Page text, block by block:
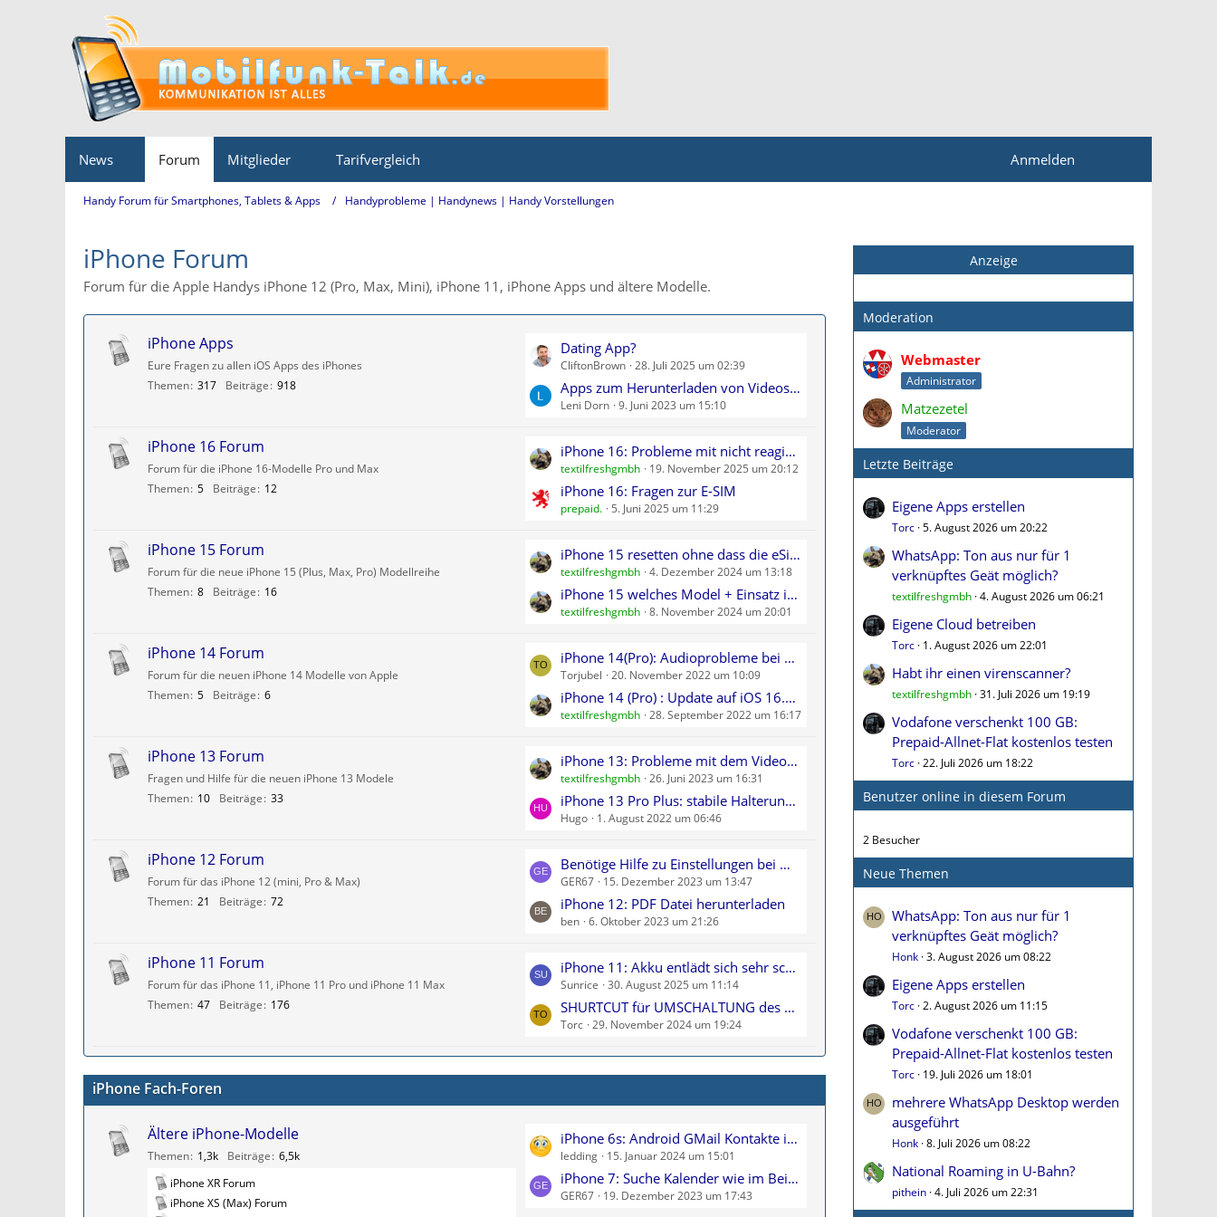
News Forum Mitglieder Tarifvergleich Anmelden
Handy Forum für Smartphones, Tablets & Apps Handyprobleme | Handynews | Handy Vorstellungen
iPhone Forum
Forum für die Apple Handys iPhone 12 (Pro, Max, Mini), iPhone 11, iPhone Apps und ältere Modelle.
iPhone Apps
Eure Fragen zu allen iOS Apps des iPhones
Themen 317 Beiträge 918
L
e
t
z
e
B
e
i
ä
e
Dating App?
CliftonBrown 28. Juli 2025 um 02:39
Apps zum Herunterladen von Videos von YouTube
Leni Dorn 9. Juni 2023 um 15:10
iPhone 16 Forum
Forum für die iPhone 16-Modelle Pro und Max
Themen 5 Beiträge 12
L
e
t
z
e
B
e
i
ä
e
iPhone 16: Probleme mit nicht reagierenden Touch-Display?
textilfreshgmbh 19. November 2025 um 20:12
iPhone 16: Fragen zur E-SIM
prepaid. 5. Juni 2025 um 11:29
iPhone 15 Forum
Forum für die neue iPhone 15 (Plus, Max, Pro) Modellreihe
Themen 8 Beiträge 16
L
e
t
z
e
B
e
i
ä
g
e
iPhone 15 resetten ohne dass die eSim gelöscht wird
textilfreshgmbh 4. Dezember 2024 um 13:18
iPhone 15 welches Model + Einsatz in Deutschland/Europa
textilfreshgmbh 8. November 2024 um 20:01
iPhone 14 Forum
Forum für die neuen iPhone 14 Modelle von Apple
Themen 5 Beiträge 6
L
e
t
z
e
B
e
i
ä
e
iPhone 14(Pro): Audioprobleme bei CarPlay-Anrufen
Torjubel 20. November 2022 um 10:09
iPhone 14 (Pro) : Update auf iOS 16.0.2. behebt Kamera-Probleme
textilfreshgmbh 28. September 2022 um 16:17
iPhone 13 Forum
Fragen und Hilfe für die neuen iPhone 13 Modele
Themen 10 Beiträge 33
L
e
t
z
e
B
e
i
ä
g
e
iPhone 13: Probleme mit dem Videozoom l
textilfreshgmbh 26. Juni 2023 um 16:31
iPhone 13 Pro Plus: stabile Halterung gesucht
Hugo 1. August 2022 um 06:46
iPhone 12 Forum
Forum für das iPhone 12 (mini, Pro & Max)
Themen 21 Beiträge 72
L
e
t
z
e
B
e
i
g
Benötige Hilfe zu Einstellungen bei WhatsApp Aktuelles
GER67 15. Dezember 2023 um 13:47
iPhone 12: PDF Datei herunterladen
ben 6. Oktober 2023 um 21:26
iPhone 11 Forum
Forum für das iPhone 11, iPhone 11 Pro und iPhone 11 Max
Themen 47 Beiträge 176
L
e
t
z
e
t
ä
iPhone 11: Akku entlädt sich sehr schnell
Sunrice 30. August 2025 um 11:14
SHURTCUT für UMSCHALTUNG des DISPLAY von FARBE zu GRAUSTUFEN
Torc 29. November 2024 um 19:24
iPhone Fach-Foren
Ältere iPhone-Modelle
Themen 1,3k Beiträge 6,5k
L
e
t
z
iPhone 6s: Android GMail Kontakte in iCloud sichern
ledding 15. Januar 2024 um 15:01
iPhone 7: Suche Kalender wie im Beitrag beschrieben
GER67 19. Dezember 2023 um 17:43
U
n
iPhone XR Forum
iPhone XS (Max) Forum
Anzeige
Moderation
Webmaster
Administrator
Matzezetel
Moderator
Letzte Beiträge
Eigene Apps erstellen
Torc 5. August 2026 um 20:22
WhatsApp: Ton aus nur für 1
verknüpftes Geät möglich?
textilfreshgmbh 4. August 2026 um 06:21
Eigene Cloud betreiben
Torc 1. August 2026 um 22:01
Habt ihr einen virenscanner?
textilfreshgmbh 31. Juli 2026 um 19:19
Vodafone verschenkt 100 GB:
Prepaid-Allnet-Flat kostenlos testen
Torc 22. Juli 2026 um 18:22
Benutzer online in diesem Forum
2 Besucher
Neue Themen
WhatsApp: Ton aus nur für 1
verknüpftes Geät möglich?
Honk 3. August 2026 um 08:22
Eigene Apps erstellen
Torc 2. August 2026 um 11:15
Vodafone verschenkt 100 GB:
Prepaid-Allnet-Flat kostenlos testen
Torc 19. Juli 2026 um 18:01
mehrere WhatsApp Desktop werden
ausgeführt
Honk 8. Juli 2026 um 08:22
National Roaming in U-Bahn?
pithein 4. Juli 2026 um 22:31